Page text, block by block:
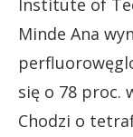
Institute of
Minde Ana
się o 78 proc.
Chodzi o